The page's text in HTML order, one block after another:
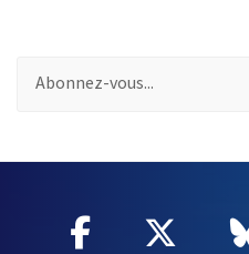
Facebook
, Ouvre ,